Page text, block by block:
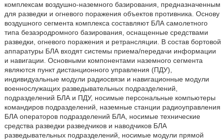
комплексам воздушно-наземного базирования, предназначенным
для разведки и огневого поражения объектов противника. Основу
воздушного сегмента комплекса составляют БЛА самолетного
типа безаэродромного базирования, оснащенные средствами
разведки, огневого поражения и ретрансляции. В состав бортовой
аппаратуры БЛА входят системы приема/передачи информации
и навигации. Основными компонентами наземного сегмента
являются пункт дистанционного управления (ПДУ),
индивидуальные модули радиосвязи и навигационные модули
военнослужащих разведывательных подразделений,
подразделений БЛА и ПДУ, носимые персональные компьютеры
командиров подразделений, наземные станции радиоуправления
БЛА операторов подразделений БЛА, носимые технические
средства разведки разведчиков и наводчиков БЛА
разведывательных подразделений, носимые модули прямой